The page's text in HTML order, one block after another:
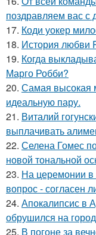
поздравляем вас с
17. Коди уокер
18. История любви
19. Когда
Марго Робби?
20. Самая высокая
идеальную пару.
21. Виталий
выплачивать
22. Селена Гомес
новой тональной
23. На церемонии в
вопрос - согласен
24. Апокалипсис в
обрушился на
25. В погоне за